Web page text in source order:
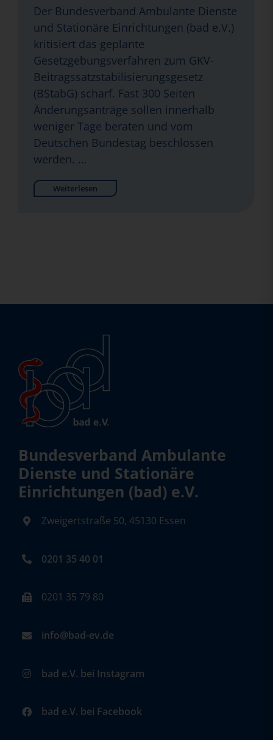
Der Bundesverband Ambulante Dienste
und Stationäre Einrichtungen (bad e.V.)
kritisiert das geplante
Gesetzgebungsverfahren zum GKV-
Beitragssatzstabilisierungsgesetz
(BStabG) scharf. Fast 300 Seiten
Änderungsanträge sollen innerhalb
weniger Tage beraten und vom
Deutschen Bundestag beschlossen
werden. …
Weiterlesen
Bundesverband Ambulante
Dienste und Stationäre
Einrichtungen (bad) e.V.
Zweigertstraße 50, 45130 Essen
0201 35 40 01
0201 35 79 80
info@bad-ev.de
bad e.V. bei Instagram
bad e.V. bei Facebook